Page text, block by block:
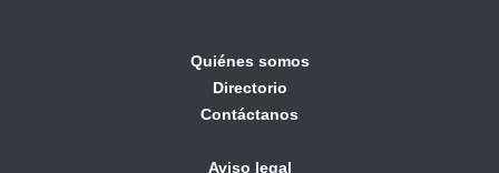
Quiénes somos
Directorio
Contáctanos
Aviso legal